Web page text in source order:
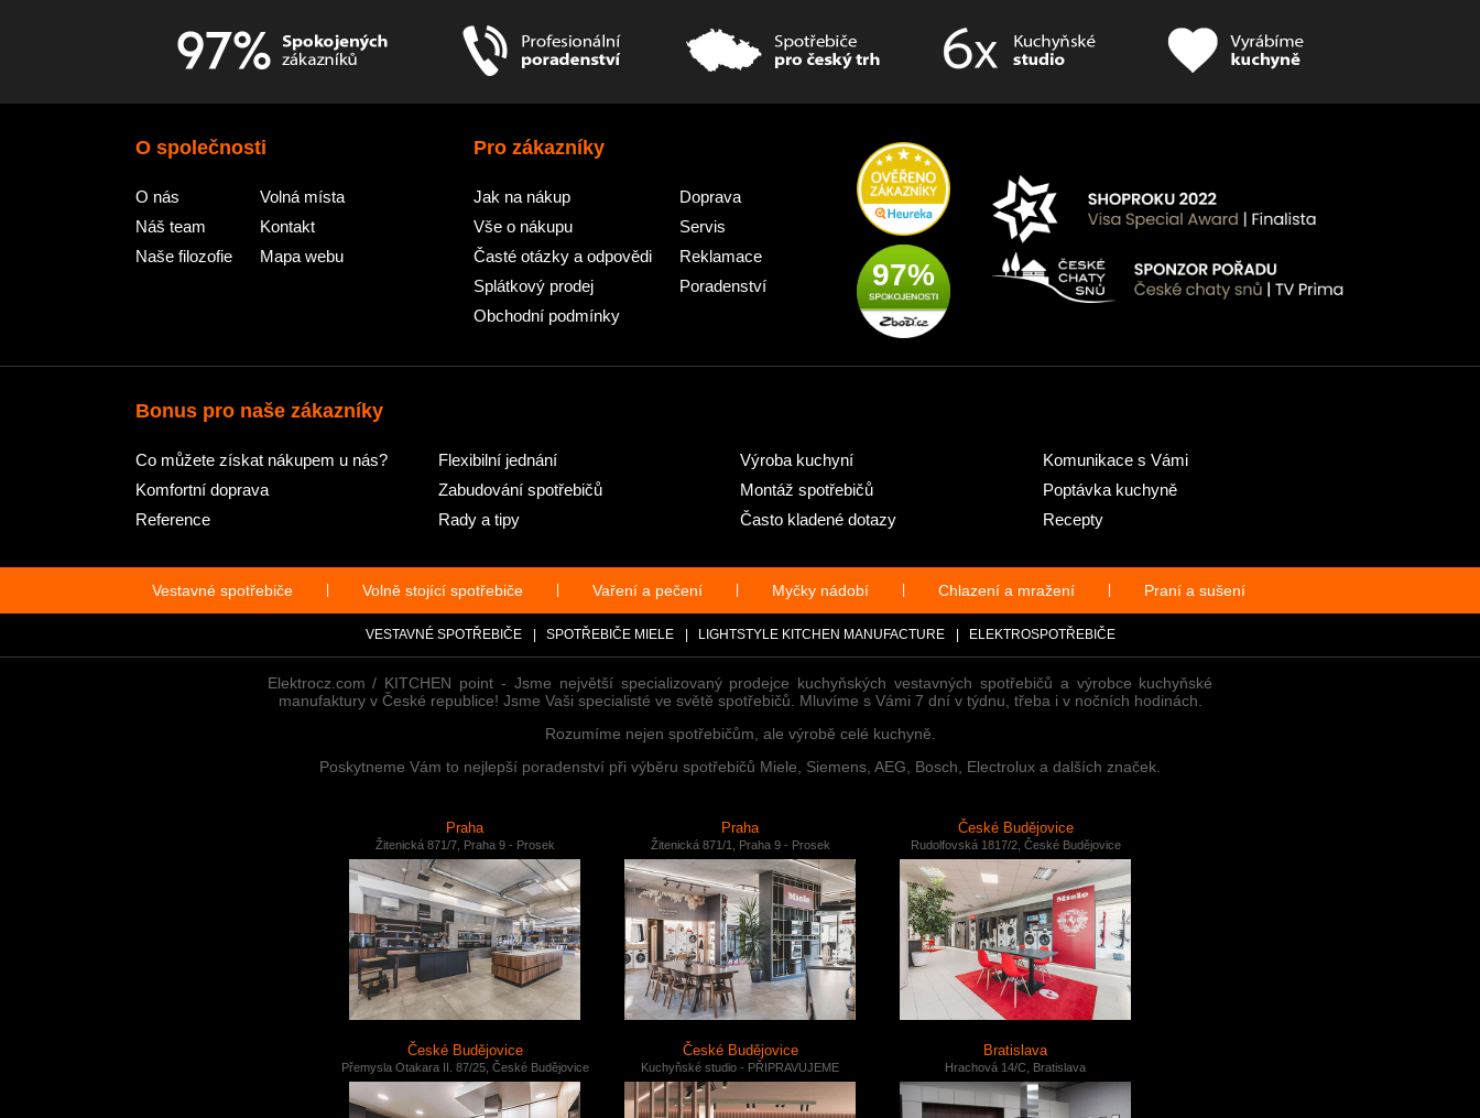
O společnosti
O nás
Náš team
Naše filozofie
Volná místa
Kontakt
Mapa webu
Pro zákazníky
Jak na nákup
Vše o nákupu
Časté otázky a odpovědi
Splátkový prodej
Obchodní podmínky
Doprava
Servis
Reklamace
Poradenství
97%
Bonus pro naše zákazníky
Co můžete získat nákupem u nás?
Komfortní doprava
Reference
Flexibilní jednání
Zabudování spotřebičů
Rady a tipy
Výroba kuchyní
Montáž spotřebičů
Často kladené dotazy
Komunikace s Vámi
Poptávka kuchyně
Recepty
Vestavné spotřebiče Volně stojící spotřebiče Vaření a pečení Myčky nádobí Chlazení a mražení Praní a sušení
VESTAVNÉ SPOTŘEBIČE SPOTŘEBIČE MIELE LIGHTSTYLE KITCHEN MANUFACTURE ELEKTROSPOTŘEBIČE
Elektrocz.com / KITCHEN point - Jsme největší specializovaný prodejce kuchyňských vestavných spotřebičů a výrobce kuchyňské
manufaktury v České republice! Jsme Vaši specialisté ve světě spotřebičů. Mluvíme s Vámi 7 dní v týdnu, třeba i v nočních hodinách.
Rozumíme nejen spotřebičům, ale výrobě celé kuchyně.
Poskytneme Vám to nejlepší poradenství při výběru spotřebičů Miele, Siemens, AEG, Bosch, Electrolux a dalších značek.
Praha
Žitenická 871/7, Praha 9 - Prosek
Praha
Žitenická 871/1, Praha 9 - Prosek
České Budějovice
Rudolfovská 1817/2, České Budějovice
České Budějovice
Přemysla Otakara II. 87/25, České Budějovice
České Budějovice
Kuchyňské studio - PŘIPRAVUJEME
Bratislava
Hrachová 14/C, Bratislava